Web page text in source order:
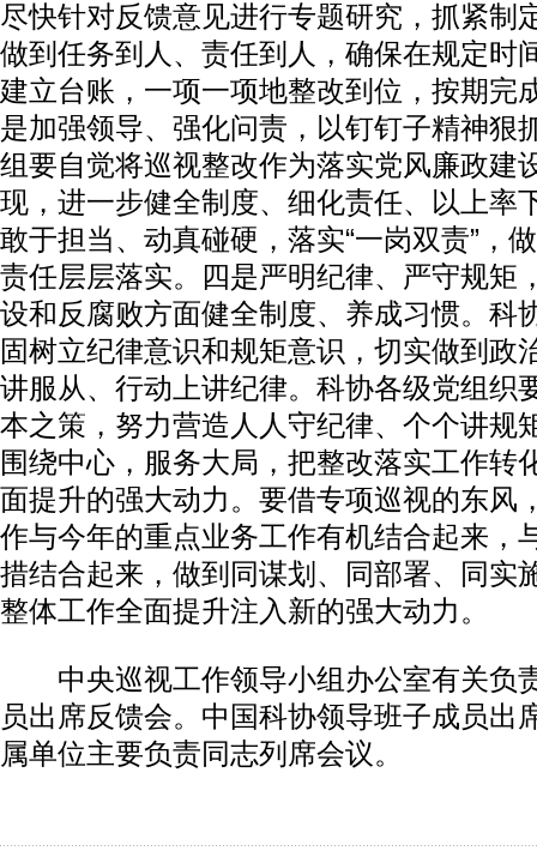
尽快针对反馈意见进行专题研究，抓紧制
做到任务到人、责任到人，确保在规定时
建立台账，一项一项地整改到位，按期完
是加强领导、强化问责，以钉钉子精神狠
组要自觉将巡视整改作为落实党风廉政建
现，进一步健全制度、细化责任、以上率
敢于担当、动真碰硬，落实“一岗双责”，
责任层层落实。四是严明纪律、严守规矩
设和反腐败方面健全制度、养成习惯。科
固树立纪律意识和规矩意识，切实做到政
讲服从、行动上讲纪律。科协各级党组织
本之策，努力营造人人守纪律、个个讲规
围绕中心，服务大局，把整改落实工作转
面提升的强大动力。要借专项巡视的东风
作与今年的重点业务工作有机结合起来，
措结合起来，做到同谋划、同部署、同实
整体工作全面提升注入新的强大动力。
中央巡视工作领导小组办公室有关负
员出席反馈会。中国科协领导班子成员出
属单位主要负责同志列席会议。